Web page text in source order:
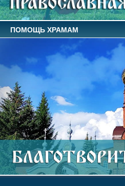
ПОМОЩЬ ХРАМАМ